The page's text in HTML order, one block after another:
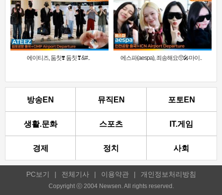
에이티즈, 둠칫❣️ 둠칫❣&#.. 에스파(aespa), 죄송해요🥺🎤마이..
방송EN 뮤직EN 포토EN
생활.문화 스포츠 IT.게임
경제 정치 사회
PC보기 | 전체기사 | 이용약관 | 개인정보처리방침
Copyright ⓒ 2004 Newsen. All rights reserved.